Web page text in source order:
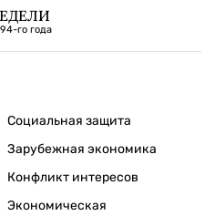
го года
Социальная защита
Зарубежная экономика
Конфликт интересов
Экономическая